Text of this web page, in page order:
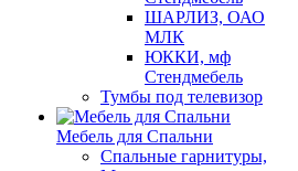
ШАРЛИЗ, ОАО
МЛК
ЮККИ, мф
Стендмебель
Тумбы под телевизор
Мебель для Спальни
Спальные гарнитуры,